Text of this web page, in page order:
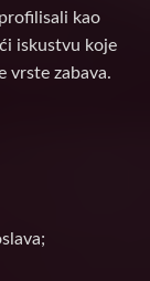
kao
iskustvu koje
vrste zabava.